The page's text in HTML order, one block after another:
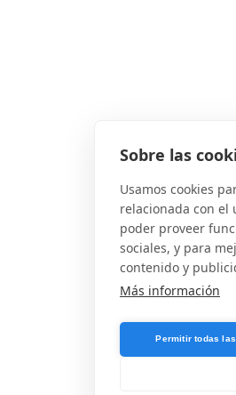
Sobre las
Usamos cookies
relacionada con el
poder proveer
sociales, y para
contenido y
Más información
Permitir todas